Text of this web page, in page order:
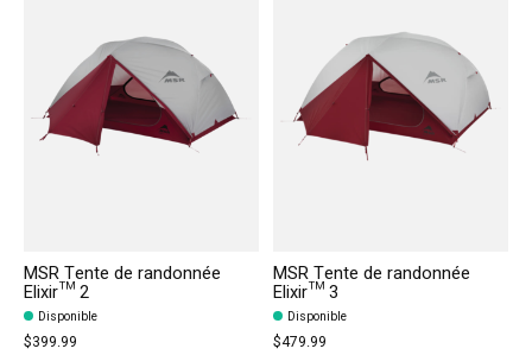
MSR Tente de randonnée
Elixir™ 2
Disponible
$399.99
MSR Tente de randonnée
Elixir™ 3
Disponible
$479.99